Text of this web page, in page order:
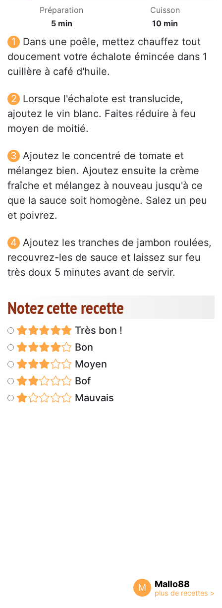
Préparation
5 min
Cuisson
10 min
Dans une poêle, mettez chauffez tout
doucement votre échalote émincée dans 1
cuillère à café d'huile.
Lorsque l'échalote est translucide,
ajoutez le vin blanc. Faites réduire à feu
moyen de moitié.
Ajoutez le concentré de tomate et
mélangez bien. Ajoutez ensuite la crème
fraîche et mélangez à nouveau jusqu'à ce
que la sauce soit homogène. Salez un peu
et poivrez.
Ajoutez les tranches de jambon roulées,
recouvrez-les de sauce et laissez sur feu
très doux 5 minutes avant de servir.
Notez cette recette
Très bon !
Bon
Moyen
Bof
Mauvais
M Mallo88